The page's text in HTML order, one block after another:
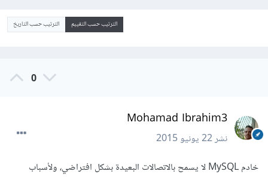
الترتيب حسب التقييم الترتيب حسب التاريخ
0
Mohamad Ibrahim3
نشر22 يونيو 2015
خادم MySQL لا يسمح بالاتصالات البعيدة بشكل افتراضي، ولأسباب